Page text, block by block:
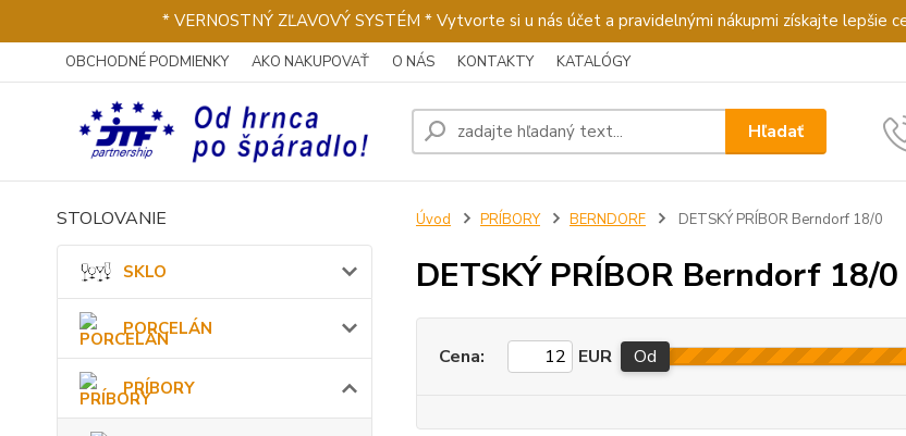
* VERNOSTNÝ ZĽAVOVÝ SYSTÉM * Vytvorte si u nás účet a pravidelnými nákupmi získajte lepšie
OBCHODNÉ PODMIENKY AKO NAKUPOVAŤ O NÁS KONTAKTY KATALÓGY
Hľadať
STOLOVANIE
SKLO
PORCELÁN
PRÍBORY
Úvod PRÍBORY BERNDORF DETSKÝ PRÍBOR Berndorf 18/0
DETSKÝ PRÍBOR Berndorf 18/0
Cena: EUR Od